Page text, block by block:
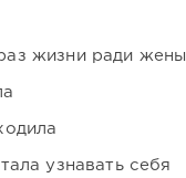
жизни ради жены
узнавать себя